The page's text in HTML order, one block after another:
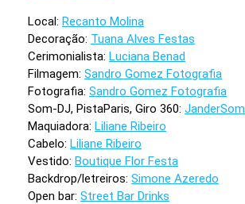
Local: Recanto Molina
Decoração: Tuana Alves Festas
Cerimonialista: Luciana Benad
Filmagem: Sandro Gomez Fotografia
Fotografia: Sandro Gomez Fotografia
Som-DJ, PistaParis, Giro 360: JanderSom
Maquiadora: Liliane Ribeiro
Cabelo: Liliane Ribeiro
Vestido: Boutique Flor Festa
Backdrop/letreiros: Simone Azeredo
Open bar: Street Bar Drinks